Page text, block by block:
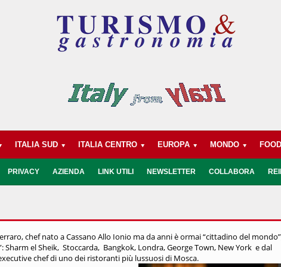
ITALIA SUD ITALIA CENTRO EUROPA MONDO FOOD
PRIVACY AZIENDA LINK UTILI NEWSLETTER COLLABORA
chef nato a Cassano Allo Ionio ma da anni è ormai “cittadino del
el Sheik, Stoccarda, Bangkok, Londra, George Town, New York e dal
chef di uno dei ristoranti più lussuosi di Mosca.